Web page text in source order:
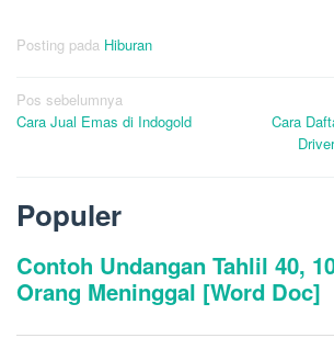
Posting pada Hiburan
Navigasi
pos
Pos sebelumnya
Cara Jual Emas di Indogold
Cara
Populer